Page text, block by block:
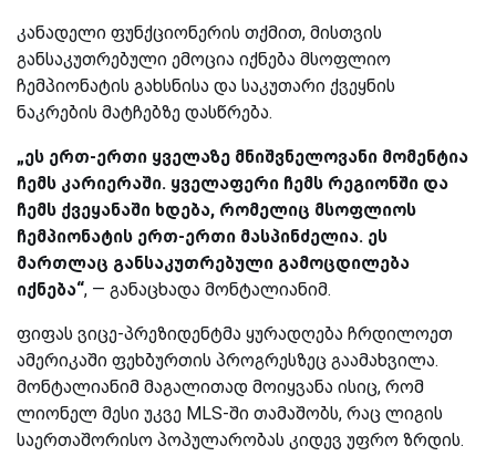
კანადელი ფუნქციონერის თქმით, მისთვის
განსაკუთრებული ემოცია იქნება მსოფლიო
ჩემპიონატის გახსნისა და საკუთარი ქვეყნის
ნაკრების მატჩებზე დასწრება.
„ეს ერთ-ერთი ყველაზე მნიშვნელოვანი მომენტია
ჩემს კარიერაში. ყველაფერი ჩემს რეგიონში და
ჩემს ქვეყანაში ხდება, რომელიც მსოფლიოს
ჩემპიონატის ერთ-ერთი მასპინძელია. ეს
მართლაც განსაკუთრებული გამოცდილება
იქნება“, — განაცხადა მონტალიანიმ.
ფიფას ვიცე-პრეზიდენტმა ყურადღება ჩრდილოეთ
ამერიკაში ფეხბურთის პროგრესზეც გაამახვილა.
მონტალიანიმ მაგალითად მოიყვანა ისიც, რომ
ლიონელ მესი უკვე MLS-ში თამაშობს, რაც ლიგის
საერთაშორისო პოპულარობას კიდევ უფრო ზრდის.